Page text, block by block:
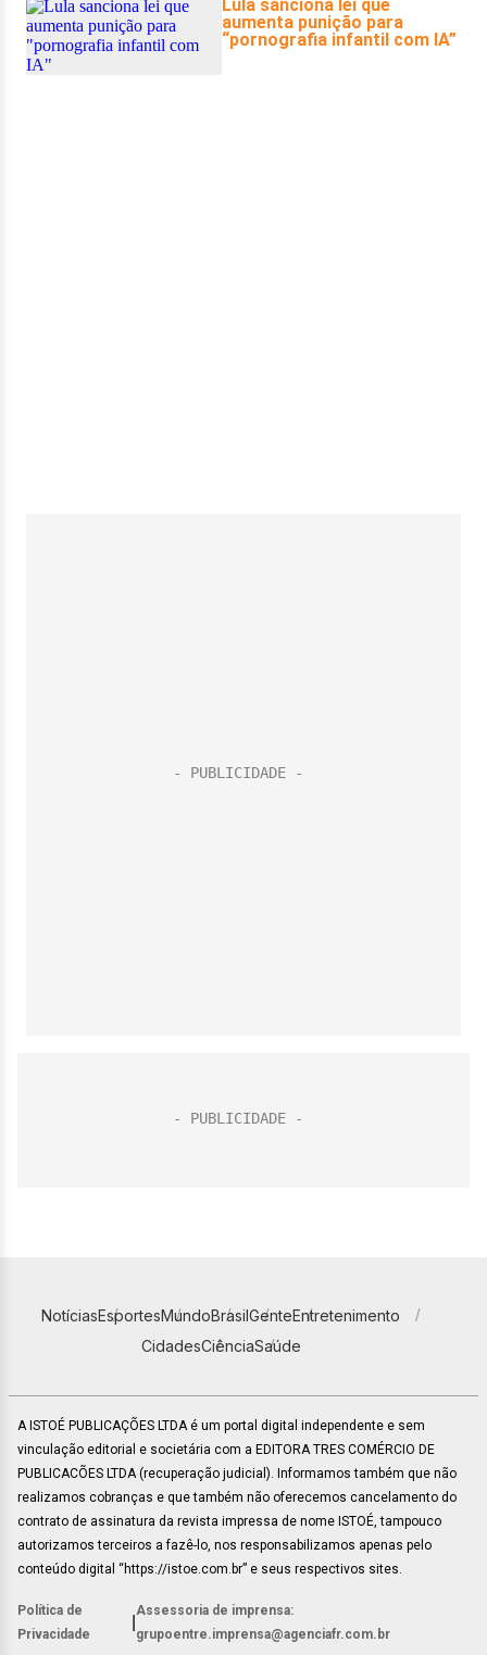
NotíciasEsportesMundoBrasilGenteEntretenimento
CidadesCiênciaSaúde
A ISTOÉ PUBLICAÇÕES LTDA é um portal digital independente e sem
vinculação editorial e societária com a EDITORA TRES COMÉRCIO DE
PUBLICACÕES LTDA (recuperação judicial). Informamos também que não
realizamos cobranças e que também não oferecemos cancelamento do
contrato de assinatura da revista impressa de nome ISTOÉ, tampouco
autorizamos terceiros a fazê-lo, nos responsabilizamos apenas pelo
conteúdo digital “https://istoe.com.br” e seus respectivos sites.
Política de
Privacidade
Assessoria de imprensa:
grupoentre.imprensa@agenciafr.com.br